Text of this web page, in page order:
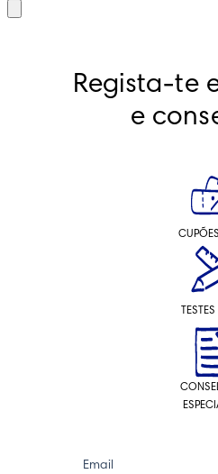
Regista-te
e
Email